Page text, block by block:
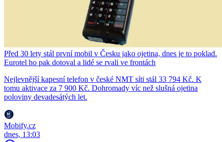
Před 30 lety stál první mobil v Česku jako ojetina, dnes je to poklad.
Eurotel ho pak dotoval a lidé se rvali ve frontách
Nejlevnější kapesní telefon v české NMT síti stál 33 794 Kč. K
tomu aktivace za 7 900 Kč. Dohromady víc než slušná ojetina
poloviny devadesátých let.
Mobify.cz
dnes, 13:03